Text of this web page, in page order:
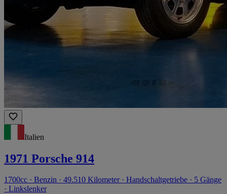
Italien
1971 Porsche 914
1700cc · Benzin · 49.510 Kilometer · Handschaltgetriebe · 5 Gänge
· Linkslenker